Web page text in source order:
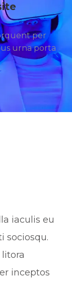
per
urna porta
iaculis eu
sociosqu.
inceptos